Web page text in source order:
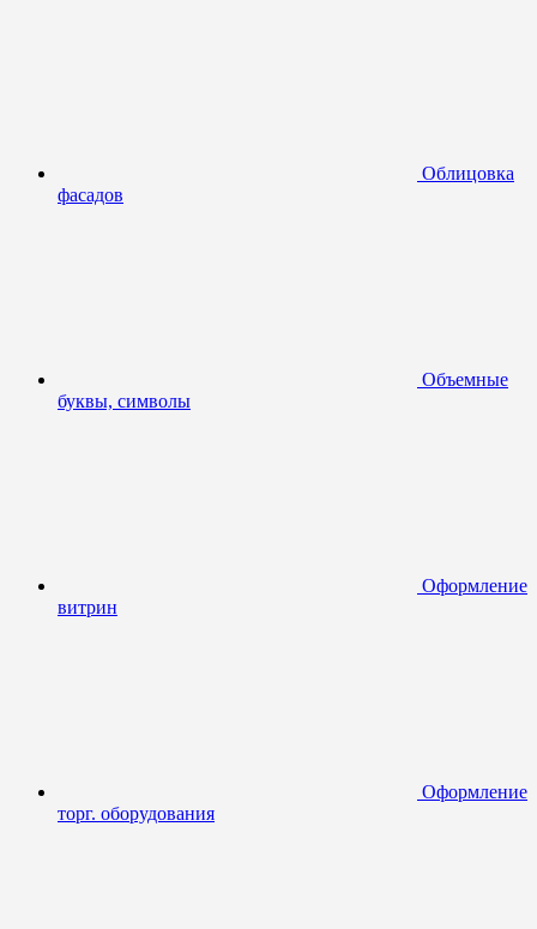
Облицовка
фасадов
Объемные
буквы, символы
Оформление
витрин
Оформление
торг. оборудования